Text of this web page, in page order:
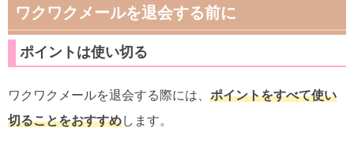
ワクワクメールを退会する前に
ポイントは使い切る
ワクワクメールを退会する際には、 ポイントをすべて使い
切ることをおすすめします。